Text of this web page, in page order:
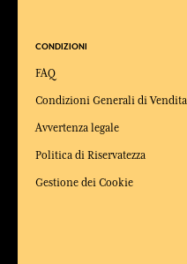
CONDIZIONI
FAQ
Condizioni Generali di Vendita
Avvertenza legale
Politica di Riservatezza
Gestione dei Cookie